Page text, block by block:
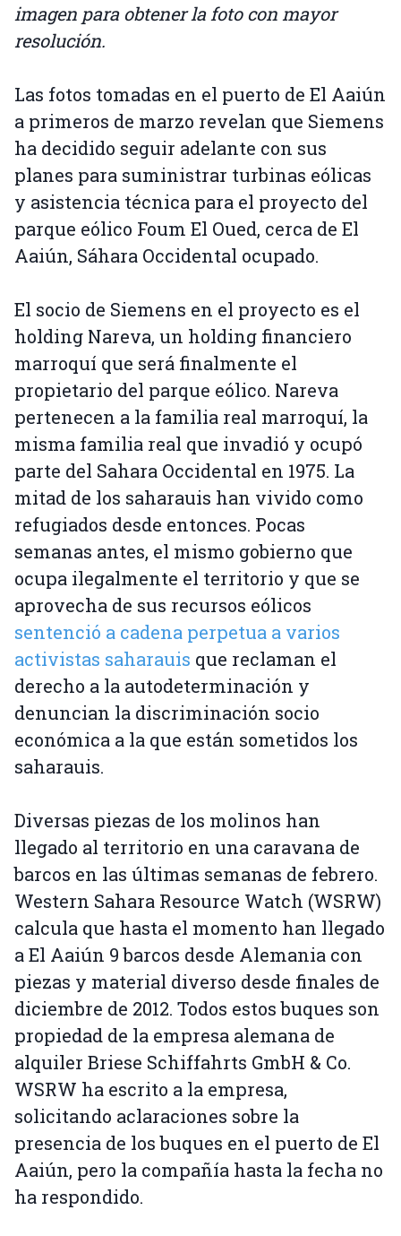
imagen para obtener la foto con mayor
resolución.
Las fotos tomadas en el puerto de El Aaiún
a primeros de marzo revelan que Siemens
ha decidido seguir adelante con sus
planes para suministrar turbinas eólicas
y asistencia técnica para el proyecto del
parque eólico Foum El Oued, cerca de El
Aaiún, Sáhara Occidental ocupado.
El socio de Siemens en el proyecto es el
holding Nareva, un holding financiero
marroquí que será finalmente el
propietario del parque eólico. Nareva
pertenecen a la familia real marroquí, la
misma familia real que invadió y ocupó
parte del Sahara Occidental en 1975. La
mitad de los saharauis han vivido como
refugiados desde entonces. Pocas
semanas antes, el mismo gobierno que
ocupa ilegalmente el territorio y que se
aprovecha de sus recursos eólicos
sentenció a cadena perpetua a varios
activistas saharauis que reclaman el
derecho a la autodeterminación y
denuncian la discriminación socio
económica a la que están sometidos los
saharauis.
Diversas piezas de los molinos han
llegado al territorio en una caravana de
barcos en las últimas semanas de febrero.
Western Sahara Resource Watch (WSRW)
calcula que hasta el momento han llegado
a El Aaiún 9 barcos desde Alemania con
piezas y material diverso desde finales de
diciembre de 2012. Todos estos buques son
propiedad de la empresa alemana de
alquiler Briese Schiffahrts GmbH & Co.
WSRW ha escrito a la empresa,
solicitando aclaraciones sobre la
presencia de los buques en el puerto de El
Aaiún, pero la compañía hasta la fecha no
ha respondido.